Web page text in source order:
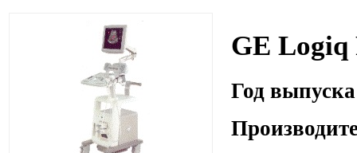
GE Logiq
Год